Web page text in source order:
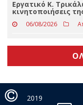
Η Περιφέρεια
Προστασία του
06/08/2026
Εργατικό Κ.
κινητοποιήσεις
06/08/2026